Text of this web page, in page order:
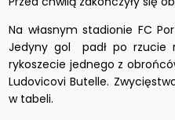
Na własnym stadionie FC
Jedyny gol padł po rzucie
rykoszecie jednego z
Ludovicovi Butelle.
w tabeli.